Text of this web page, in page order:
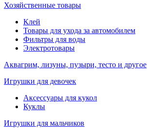
Хозяйственные товары
Клей
Товары для ухода за автомобилем
Фильтры для воды
Электротовары
Аквагрим, лизуны, пузыри, тесто и другое
Игрушки для девочек
Аксессуары для кукол
Куклы
Игрушки для мальчиков